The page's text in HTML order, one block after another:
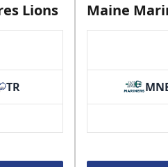
Lions
TR
Maine